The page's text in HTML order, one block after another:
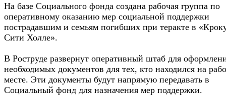
На базе Социального фонда создана рабочая группа по
оперативному оказанию мер социальной поддержки
пострадавшим и семьям погибших при теракте в
Сити Холле».
В Роструде развернут оперативный штаб для
необходимых документов для тех, кто находился на
месте. Эти документы будут напрямую передавать в
Социальный фонд для назначения мер поддержки.